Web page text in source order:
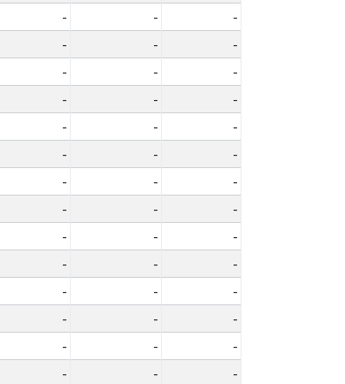
- -
-
- -
-
- -
-
- -
-
- -
-
- -
-
- -
-
- -
-
- -
-
- -
-
- -
-
- -
-
- -
-
- -
-